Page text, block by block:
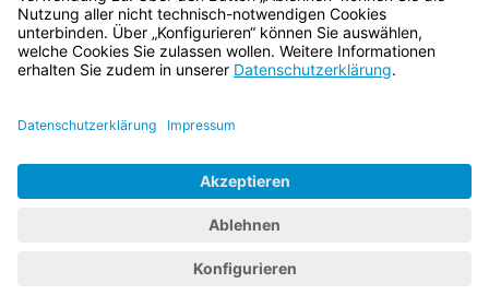
Bayern.de
BayernPortal
Impressum